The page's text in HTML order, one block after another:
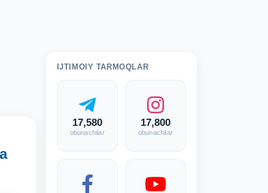
IJTIMOIY TARMOQLAR
17,580
obunachilar
17,800
obunachilar